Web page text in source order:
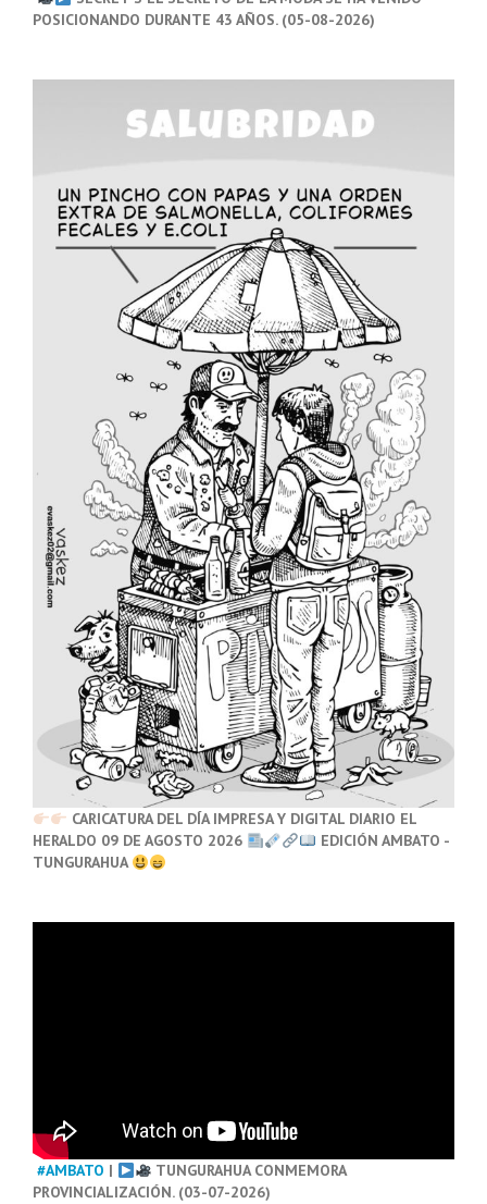
POSICIONANDO DURANTE 43 AÑOS. (05-08-2026)
CARICATURA DEL DÍA IMPRESA Y DIGITAL DIARIO EL
HERALDO 09 DE AGOSTO 2026
EDICIÓN AMBATO -
TUNGURAHUA
#AMBATO |
TUNGURAHUA CONMEMORA
PROVINCIALIZACIÓN. (03-07-2026)